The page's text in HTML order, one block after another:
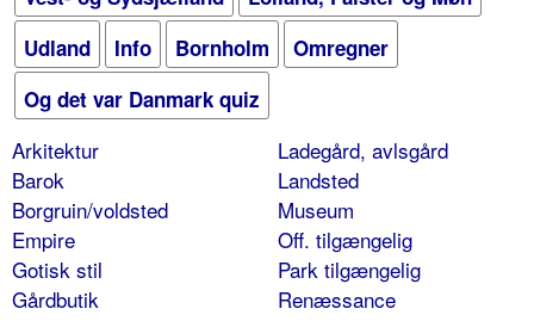
Udland
Info Bornholm
Omregner
Og det var Danmark quiz
Arkitektur
Barok
Borgruin/voldsted
Empire
Gotisk stil
Gårdbutik
Ladegård, avlsgård
Landsted
Museum
Off. tilgængelig
Park tilgængelig
Renæssance